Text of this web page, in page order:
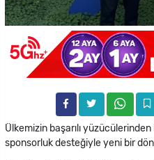
Ülkemizin başarılı
sponsorluk desteğiyle yeni bir